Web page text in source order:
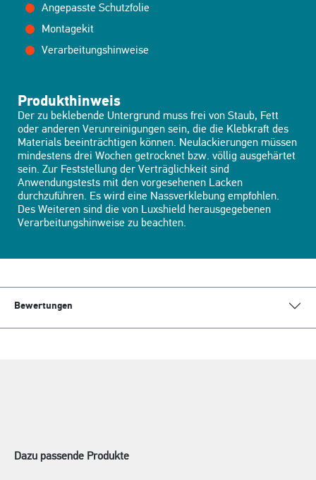
Angepasste Schutzfolie
Montagekit
Verarbeitungshinweise
Produkthinweis
Der zu beklebende Untergrund muss frei von Staub, Fett
oder anderen Verunreinigungen sein, die die Klebkraft des
Materials beeinträchtigen können. Neulackierungen müssen
mindestens drei Wochen getrocknet bzw. völlig ausgehärtet
sein. Zur Feststellung der Verträglichkeit sind
Anwendungstests mit den vorgesehenen Lacken
durchzuführen. Es wird eine Nassverklebung empfohlen.
Des Weiteren sind die von Luxshield herausgegebenen
Verarbeitungshinweise zu beachten.
Bewertungen
Dazu passende Produkte